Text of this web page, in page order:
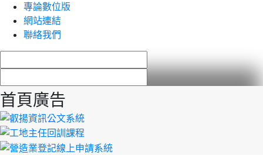
專論數位版
網站連結
聯絡我們
首頁廣告